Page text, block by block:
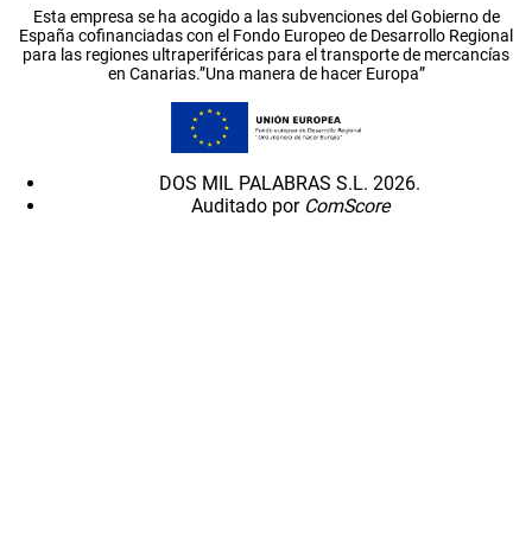
Esta empresa se ha acogido a las subvenciones del Gobierno de
España cofinanciadas con el Fondo Europeo de Desarrollo Regional
para las regiones ultraperiféricas para el transporte de mercancías
en Canarias.”Una manera de hacer Europa”
DOS MIL PALABRAS S.L. 2026.
Auditado por ComScore